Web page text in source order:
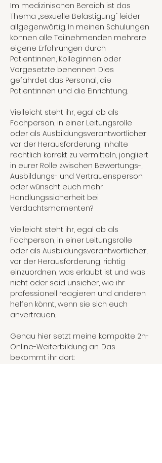
Im medizinischen Bereich ist das
Thema „sexuelle Belästigung“ leider
allgegenwärtig. In meinen Schulungen
können alle Teilnehmenden mehrere
eigene Erfahrungen durch
Patient:innen, Kolleg:innen oder
Vorgesetzte benennen. Dies
gefährdet das Personal, die
Patient:innen und die Einrichtung.
Vielleicht steht ihr, egal ob als
Fachperson, in einer Leitungsrolle
oder als Ausbildungsverantwortliche:r
vor der Herausforderung, Inhalte
rechtlich korrekt zu vermitteln, jongliert
in eurer Rolle zwischen Bewertungs-,
Ausbildungs- und Vertrauensperson
oder wünscht euch mehr
Handlungssicherheit bei
Verdachtsmomenten?
Vielleicht steht ihr, egal ob als
Fachperson, in einer Leitungsrolle
oder als Ausbildungsverantwortliche:r,
vor der Herausforderung, richtig
einzuordnen, was erlaubt ist und was
nicht oder seid unsicher, wie ihr
professionell reagieren und anderen
helfen könnt, wenn sie sich euch
anvertrauen.
Genau hier setzt meine kompakte 2h-
Online-Weiterbildung an. Das
bekommt ihr dort: